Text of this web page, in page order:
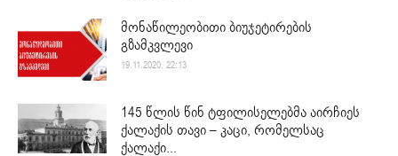
მონაწილეობითი ბიუჯეტირების
გზამკვლევი
19.11.2020. 22:13
145 წლის წინ ტფილისელებმა აირჩიეს
ქალაქის თავი – კაცი, რომელსაც
ქალაქი...